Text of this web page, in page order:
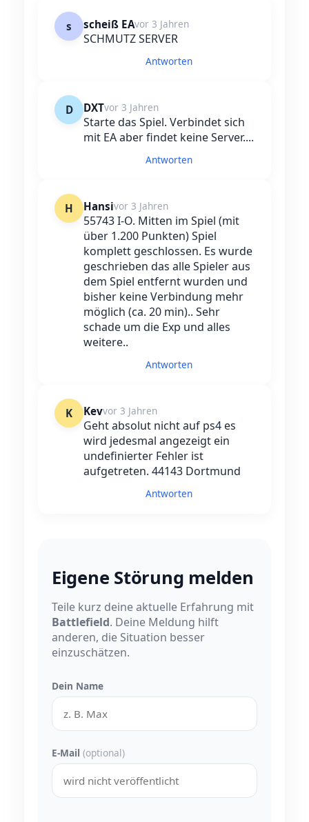
s scheiß EAvor 3 Jahren
SCHMUTZ SERVER
Antworten
D DXTvor 3 Jahren
Starte das Spiel. Verbindet sich
mit EA aber findet keine Server....
Antworten
H Hansivor 3 Jahren
55743 I-O. Mitten im Spiel (mit
über 1.200 Punkten) Spiel
komplett geschlossen. Es wurde
geschrieben das alle Spieler aus
dem Spiel entfernt wurden und
bisher keine Verbindung mehr
möglich (ca. 20 min).. Sehr
schade um die Exp und alles
weitere..
Antworten
K Kevvor 3 Jahren
Geht absolut nicht auf ps4 es
wird jedesmal angezeigt ein
undefinierter Fehler ist
aufgetreten. 44143 Dortmund
Antworten
Eigene Störung melden
Teile kurz deine aktuelle Erfahrung mit
Battlefield. Deine Meldung hilft
anderen, die Situation besser
einzuschätzen.
Dein Name
E-Mail (optional)